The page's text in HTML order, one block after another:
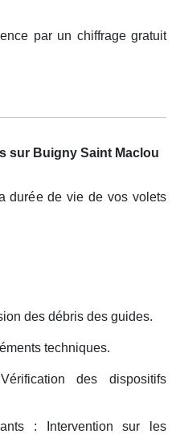
par un chiffrage gratuit
sur Buigny Saint Maclou
durée de vie de vos volets
des débris des guides.
techniques.
des dispositifs
: Intervention sur les